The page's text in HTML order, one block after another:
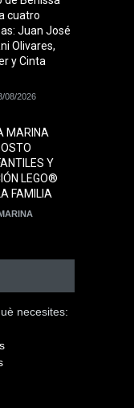
cuatro
Juan José
Olivares,
y Cinta
08/2026
MARINA
Y
LEGO®
FAMILIA
necesites: